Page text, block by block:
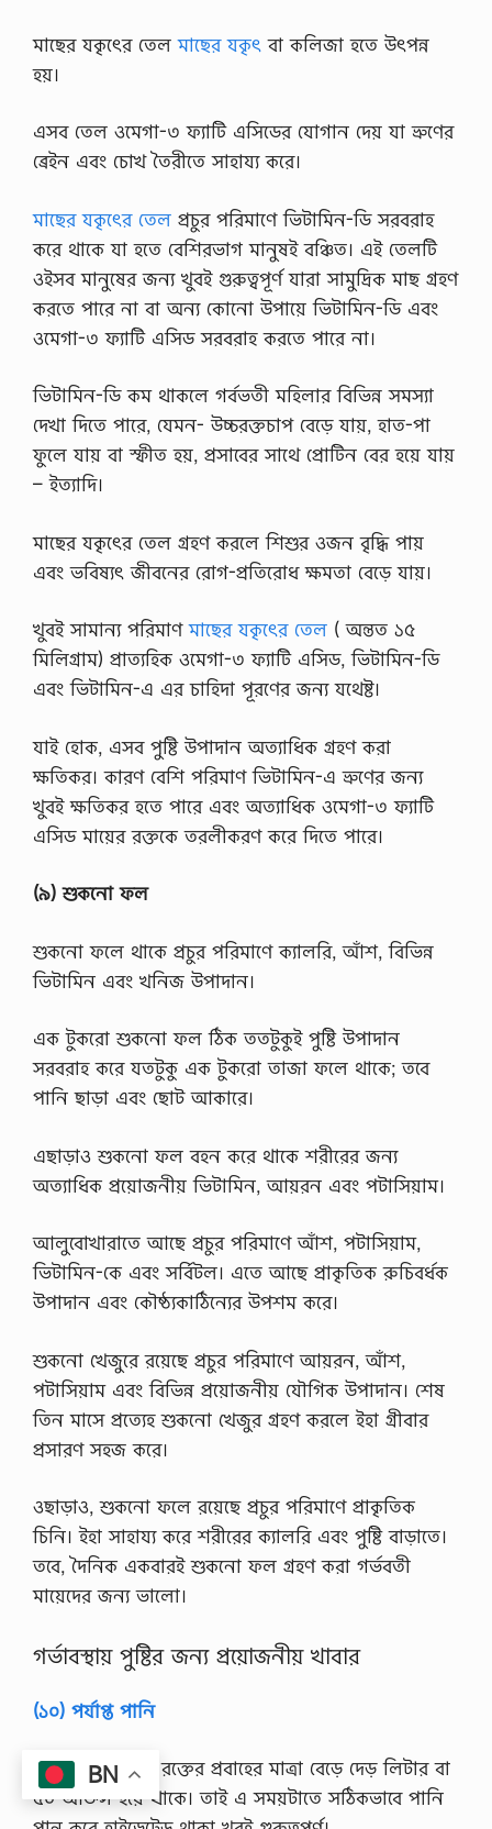
মাছের যকৃৎের তেলমাছের যকৃৎ বা কলিজা হতে উৎপন্ন
হয়।
এসব তেল ওমেগা-৩ ফ্যাটি এসিডের যোগান দেয় যা ভ্রুণের
ব্রেইন এবং চোখ তৈরীতে সাহায্য করে।
মাছের যকৃৎের তেল প্রচুর পরিমাণে ভিটামিন-ডি সরবরাহ
করে থাকে যা হতে বেশিরভাগ মানুষই বঞ্চিত। এই তেলটি
ওইসব মানুষের জন্য খুবই গুরুত্বপূর্ণ যারা সামুদ্রিক মাছ গ্রহণ
করতে পারে না বা অন্য কোনো উপায়ে ভিটামিন-ডি এবং
ওমেগা-৩ ফ্যাটি এসিড সরবরাহ করতে পারে না।
ভিটামিন-ডি কম থাকলে গর্বভতী মহিলার বিভিন্ন সমস্যা
দেখা দিতে পারে, যেমন- উচ্চরক্তচাপ বেড়ে যায়, হাত-পা
ফুলে যায় বা স্ফীত হয়, প্রসাবের সাথে প্রোটিন বের হয়ে যায়
– ইত্যাদি।
মাছের যকৃৎের তেল গ্রহণ করলে শিশুর ওজন বৃদ্ধি পায়
এবং ভবিষ্যৎ জীবনের রোগ-প্রতিরোধ ক্ষমতা বেড়ে যায়।
খুবই সামান্য পরিমাণমাছের যকৃৎের তেল ( অন্তত ১৫
মিলিগ্রাম) প্রাত্যহিক ওমেগা-৩ ফ্যাটি এসিড, ভিটামিন-ডি
এবং ভিটামিন-এ এর চাহিদা পূরণের জন্য যথেষ্ট।
যাই হোক, এসব পুষ্টি উপাদান অত্যাধিক গ্রহণ করা
ক্ষতিকর। কারণ বেশি পরিমাণ ভিটামিন-এ ভ্রুণের জন্য
খুবই ক্ষতিকর হতে পারে এবং অত্যাধিক ওমেগা-৩ ফ্যাটি
এসিড মায়ের রক্তকে তরলীকরণ করে দিতে পারে।
(৯) শুকনো ফল
শুকনো ফলে থাকে প্রচুর পরিমাণে ক্যালরি, আঁশ, বিভিন্ন
ভিটামিন এবং খনিজ উপাদান।
এক টুকরো শুকনো ফল ঠিক ততটুকুই পুষ্টি উপাদান
সরবরাহ করে যতটুকু এক টুকরো তাজা ফলে থাকে; তবে
পানি ছাড়া এবং ছোট আকারে।
এছাড়াও শুকনো ফল বহন করে থাকে শরীরের জন্য
অত্যাধিক প্রয়োজনীয় ভিটামিন, আয়রন এবং পটাসিয়াম।
আলুবোখারাতে আছে প্রচুর পরিমাণে আঁশ, পটাসিয়াম,
ভিটামিন-কে এবং সর্বিটল। এতে আছে প্রাকৃতিক রুচিবর্ধক
উপাদান এবং কৌষ্ঠ্যকাঠিন্যের উপশম করে।
শুকনো খেজুরে রয়েছে প্রচুর পরিমাণে আয়রন, আঁশ,
পটাসিয়াম এবং বিভিন্ন প্রয়োজনীয় যৌগিক উপাদান। শেষ
তিন মাসে প্রত্যেহ শুকনো খেজুর গ্রহণ করলে ইহা গ্রীবার
প্রসারণ সহজ করে।
ওছাড়াও, শুকনো ফলে রয়েছে প্রচুর পরিমাণে প্রাকৃতিক
চিনি। ইহা সাহায্য করে শরীরের ক্যালরি এবং পুষ্টি বাড়াতে।
তবে, দৈনিক একবারই শুকনো ফল গ্রহণ করা গর্ভবতী
মায়েদের জন্য ভালো।
গর্ভাবস্থায় পুষ্টির জন্য প্রয়োজনীয় খাবার
(১০) পর্যাপ্ত পানি
গর্ভকালীন সময়ে রক্তের প্রবাহের মাত্রা বেড়ে দেড় লিটার বা
৫০ আউন্স হয়ে থাকে। তাই এ সময়টাতে সঠিকভাবে পানি
BN